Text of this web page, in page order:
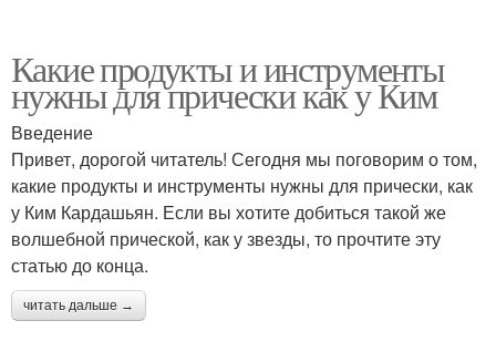
Какие продукты и инструменты
нужны для прически как у Ким
Введение
Привет, дорогой читатель! Сегодня мы поговорим о том,
какие продукты и инструменты нужны для прически, как
у Ким Кардашьян. Если вы хотите добиться такой же
волшебной прической, как у звезды, то прочтите эту
статью до конца.
читать дальше →